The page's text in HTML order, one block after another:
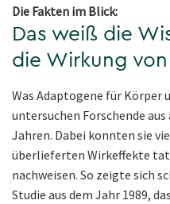
Die Fakten im Blick:
Das weiß die
die Wirkung
Was Adaptogene für Körper
untersuchen Forschende
Jahren. Dabei konnten sie
überlieferten Wirkeffekte
nachweisen. So zeigte sich
Studie aus dem Jahr 1989,